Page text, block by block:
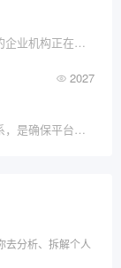
为了逐步提升数字竞争力，中国的企业机构正在向组装式架构转型，推动了云原生平台、DevOps平台的采用。
2027
建立完善的平台运营业绩指标体系，是确保平台健康发展和优化运营的重要手段。平台运营的业绩指标通常包括用户量、平台收入、市场份额、客户满意度等指标。
去分析、拆解个人